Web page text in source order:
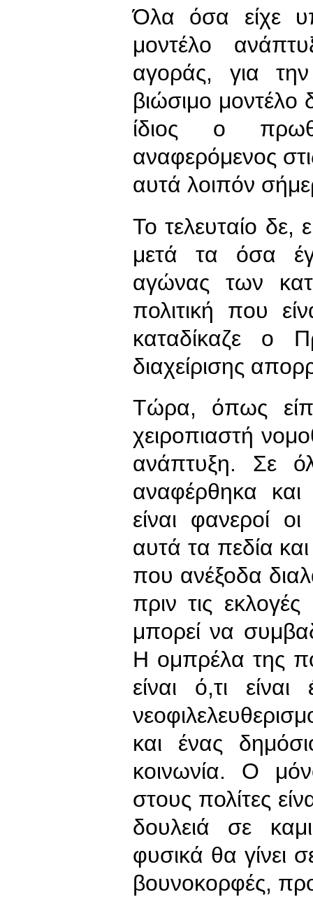
Όλα όσα είχε
μοντέλο
αγοράς, για
βιώσιμο μοντέλο
ίδιος ο
αναφερόμενος
αυτά λοιπόν
Το τελευταίο δε,
μετά τα όσα
αγώνας των
πολιτική που
καταδίκαζε ο
διαχείρισης
Τώρα, όπως
χειροπιαστή
ανάπτυξη. Σε
αναφέρθηκα
είναι φανεροί
αυτά τα πεδία
που ανέξοδα
πριν τις
μπορεί να
Η ομπρέλα της
είναι ό,τι
και ένας
κοινωνία. Ο
στους πολίτες
δουλειά σε
φυσικά θα γίνει
βουνοκορφές,